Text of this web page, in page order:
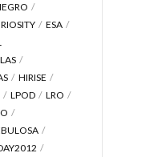
ESA
HIRISE
LPOD
LRO